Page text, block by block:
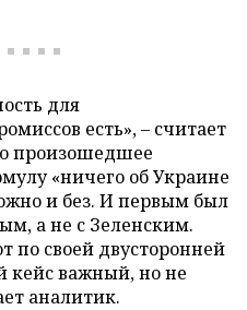
для
есть», – считает
произошедшее
«ничего об Украине
и без. И первым был
а не с Зеленским.
по своей двусторонней
кейс важный, но не
аналитик.